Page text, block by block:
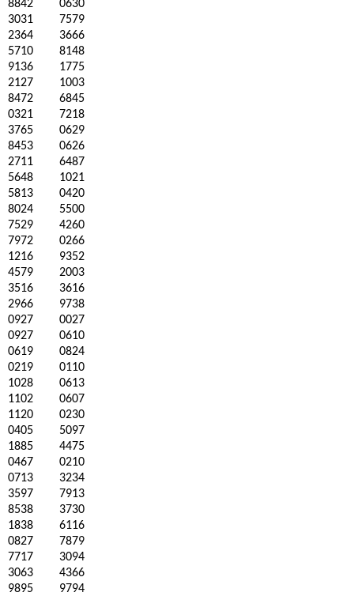
8842
0630
3031
7579
2364
3666
5710
8148
9136
1775
2127
1003
8472
6845
0321
7218
3765
0629
8453
0626
2711
6487
5648
1021
5813
0420
8024
5500
7529
4260
7972
0266
1216
9352
4579
2003
3516
3616
2966
9738
0927
0027
0927
0610
0619
0824
0219
0110
1028
0613
1102
0607
1120
0230
0405
5097
1885
4475
0467
0210
0713
3234
3597
7913
8538
3730
1838
6116
0827
7879
7717
3094
3063
4366
9895
9794